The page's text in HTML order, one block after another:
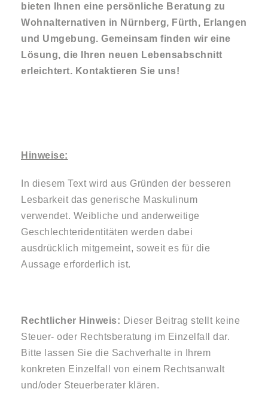
bieten Ihnen eine persönliche Beratung zu
Wohnalternativen in Nürnberg, Fürth, Erlangen
und Umgebung. Gemeinsam finden wir eine
Lösung, die Ihren neuen Lebensabschnitt
erleichtert. Kontaktieren Sie uns!
Hinweise:
In diesem Text wird aus Gründen der besseren
Lesbarkeit das generische Maskulinum
verwendet. Weibliche und anderweitige
Geschlechteridentitäten werden dabei
ausdrücklich mitgemeint, soweit es für die
Aussage erforderlich ist.
Rechtlicher Hinweis: Dieser Beitrag stellt keine
Steuer- oder Rechtsberatung im Einzelfall dar.
Bitte lassen Sie die Sachverhalte in Ihrem
konkreten Einzelfall von einem Rechtsanwalt
und/oder Steuerberater klären.